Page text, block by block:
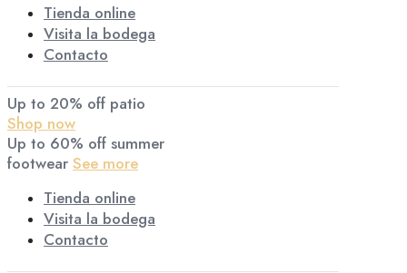
Tienda online
Visita la bodega
Contacto
Up to 20% off patio
Shop now
Up to 60% off summer
footwear See more
Tienda online
Visita la bodega
Contacto